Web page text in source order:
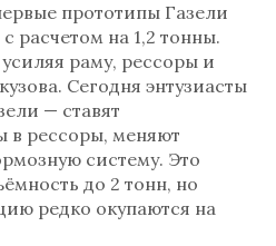
прототипы Газели
расчетом на 1,2 тонны.
раму, рессоры и
Сегодня энтузиасты
— ставят
в рессоры, меняют
систему. Это
до 2 тонн, но
редко окупаются на